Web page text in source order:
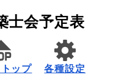
士会予定表
ップ 各種設定